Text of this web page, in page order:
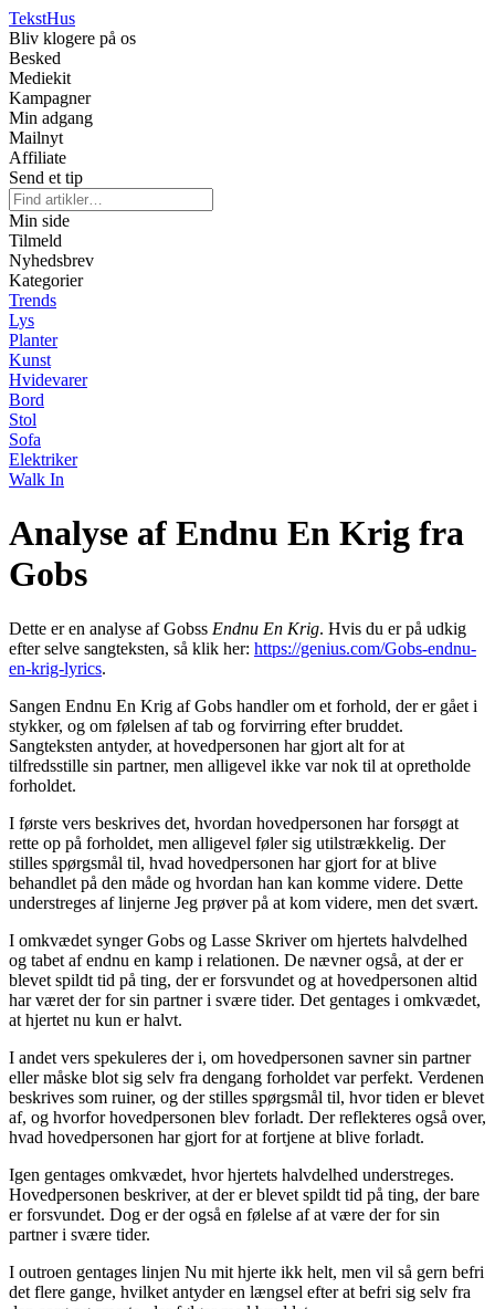
TekstHus
Bliv klogere på os
Besked
Mediekit
Kampagner
Min adgang
Mailnyt
Affiliate
Send et tip
Min side
Tilmeld
Nyhedsbrev
Kategorier
Trends
Lys
Planter
Kunst
Hvidevarer
Bord
Stol
Sofa
Elektriker
Walk In
Analyse af Endnu En Krig fra
Gobs
Dette er en analyse af Gobss Endnu En Krig. Hvis du er på udkig
efter selve sangteksten, så klik her: https://genius.com/Gobs-endnu-
en-krig-lyrics.
Sangen Endnu En Krig af Gobs handler om et forhold, der er gået i
stykker, og om følelsen af tab og forvirring efter bruddet.
Sangteksten antyder, at hovedpersonen har gjort alt for at
tilfredsstille sin partner, men alligevel ikke var nok til at opretholde
forholdet.
I første vers beskrives det, hvordan hovedpersonen har forsøgt at
rette op på forholdet, men alligevel føler sig utilstrækkelig. Der
stilles spørgsmål til, hvad hovedpersonen har gjort for at blive
behandlet på den måde og hvordan han kan komme videre. Dette
understreges af linjerne Jeg prøver på at kom videre, mеn det svært.
I omkvædet synger Gobs og Lasse Skriver om hjertets halvdelhed
og tabet af endnu en kamp i relationen. De nævner også, at der er
blevet spildt tid på ting, der er forsvundet og at hovedpersonen altid
har været der for sin partner i svære tider. Det gentages i omkvædet,
at hjertet nu kun er halvt.
I andet vers spekuleres der i, om hovedpersonen savner sin partner
eller måske blot sig selv fra dengang forholdet var perfekt. Verdenen
beskrives som ruiner, og der stilles spørgsmål til, hvor tiden er blevet
af, og hvorfor hovedpersonen blev forladt. Der reflekteres også over,
hvad hovedpersonen har gjort for at fortjene at blive forladt.
Igen gentages omkvædet, hvor hjertets halvdelhed understreges.
Hovedpersonen beskriver, at der er blevet spildt tid på ting, der bare
er forsvundet. Dog er der også en følelse af at være der for sin
partner i svære tider.
I outroen gentages linjen Nu mit hjerte ikk helt, men vil så gern befri
det flere gange, hvilket antyder en længsel efter at befri sig selv fra